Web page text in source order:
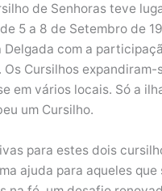
de Senhoras teve
5 a 8 de Setembro de
Delgada com a
Os Cursilhos expandiram-
em vários locais. Só a
um Cursilho.
para estes dois
ajuda para aqueles que